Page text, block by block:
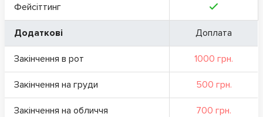
Фейсіттинг
Додаткові Доплата
Закінчення в рот 1000 грн.
Закінчення на груди 500 грн.
Закінчення на обличчя 700 грн.